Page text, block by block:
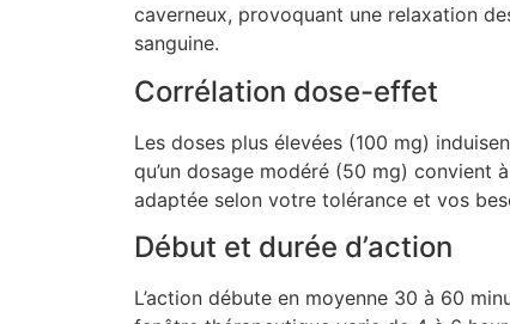
caverneux, provoquant une relaxation
sanguine.
Corrélation dose-effet
Les doses plus élevées (100 mg)
qu’un dosage modéré (50 mg)
adaptée selon votre tolérance et vos
Début et durée d’action
L’action débute en moyenne 30 à 60